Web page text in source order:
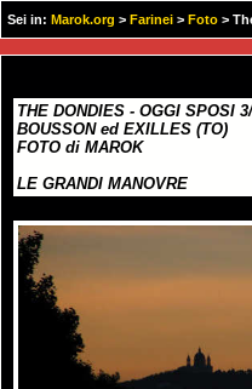
Sei in: Marok.org > Farinei > Foto >
THE DONDIES - OGGI SPOSI
BOUSSON ed EXILLES (TO)
FOTO di MAROK
LE GRANDI MANOVRE